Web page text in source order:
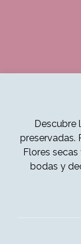
Descubre
preservadas.
Flores
bodas y